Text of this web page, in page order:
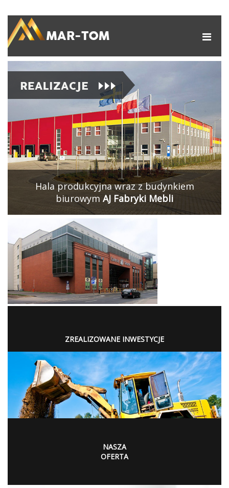
Hala produkcyjna wraz z budynkiem
biurowym AJ Fabryki Mebli
ZREALIZOWANE INWESTYCJE
NASZA
OFERTA